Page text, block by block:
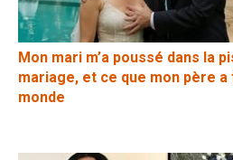
Mon mari m’a poussé dans la
mariage, et ce que mon père
monde